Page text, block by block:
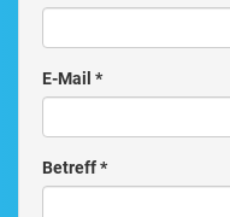
E-Mail *
Betreff*